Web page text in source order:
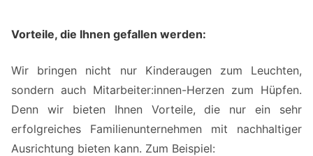
Vorteile, die Ihnen gefallen werden:
Wir bringen nicht nur Kinder­augen zum Leuchten,
sondern auch Mitarbeiter:innen-Herzen zum Hüpfen.
Denn wir bieten Ihnen Vorteile, die nur ein sehr
erfolgreiches Familien­unter­nehmen mit nach­haltiger
Ausrichtung bieten kann. Zum Beispiel: